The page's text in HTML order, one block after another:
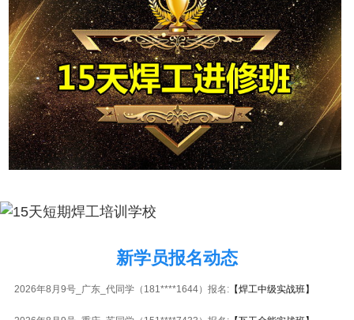
新学员报名动态
2026年8月9号_广东_代同学（181****1644）报名: 【焊工中级实战班】
2026年8月9号_重庆_苏同学（151****7433）报名: 【瓦工全能实战班】